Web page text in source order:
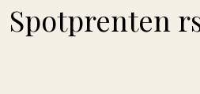
Spotprenten